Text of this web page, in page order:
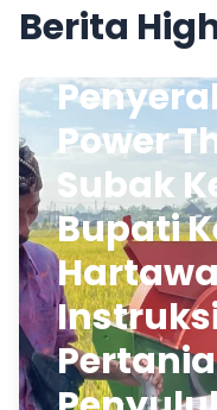
Berita
Power
Subak
Bupati